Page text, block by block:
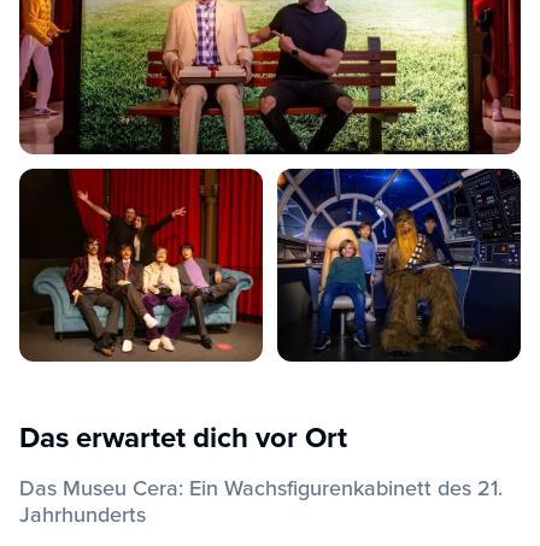
Das erwartet dich vor Ort
Das Museu Cera: Ein Wachsfigurenkabinett des 21.
Jahrhunderts